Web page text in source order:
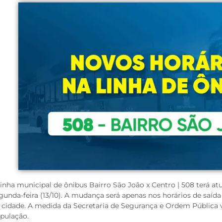
municipal de ônibus Bairro São João x Centro | 508 terá
feira (13/10). A mudança será apenas nos horários de
cidade. A medida da Secretaria de Segurança e Ordem Pública